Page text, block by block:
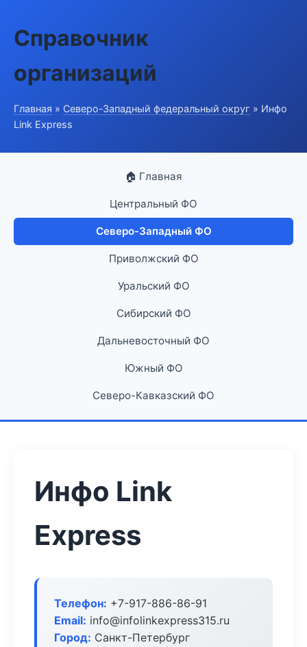
Справочник
организаций
Главная » Северо-Западный федеральный округ » Инфо
Link Express
🏠 Главная
Центральный ФО
Северо-Западный ФО
Приволжский ФО
Уральский ФО
Сибирский ФО
Дальневосточный ФО
Южный ФО
Северо-Кавказский ФО
Инфо Link
Express
Телефон: +7-917-886-86-91
Email: info@infolinkexpress315.ru
Город: Санкт-Петербург